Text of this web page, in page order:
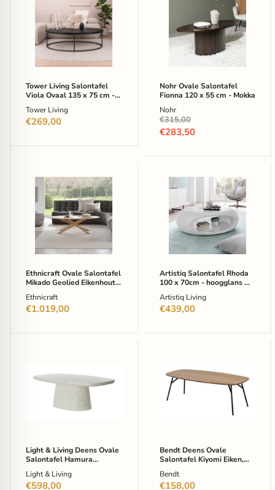
Salontafel
Viola
Ovaal
135
-
Zwart
Tower Living Salontafel
Viola Ovaal 135 x 75 cm -
Tower Living
€269,00
Fionna
Mokka
Nohr Ovale Salontafel
Fionna 120 x 55 cm - Mokka
Nohr
Oorspronkelijke
prijs
€315,00
Huidige
€283,50
Ethnicraft
Ovale
Salontafel
Mikado
Geolied
Eikenhout,
143
-
Naturel
-
Ovaal
Ethnicraft Ovale Salontafel
Mikado Geolied Eikenhout,
Ovaal
Ethnicraft
€1.019,00
Artistiq
Salontafel
100
70cm
hoogglans
-
Ovaal
Artistiq Salontafel Rhoda
100 x 70cm - hoogglans wit
Artistiq Living
€439,00
Living
Salontafel
x
70cm
-
Wit
-
Light & Living Deens Ovale
Salontafel Hamura
- Ovaal
Light & Living
€598,00
Deens
Ovale
Salontafel
Kiyomi
-
Naturel
-
Ovaal
Bendt Deens Ovale
Salontafel Kiyomi Eiken,
Ovaal
Bendt
€158,00